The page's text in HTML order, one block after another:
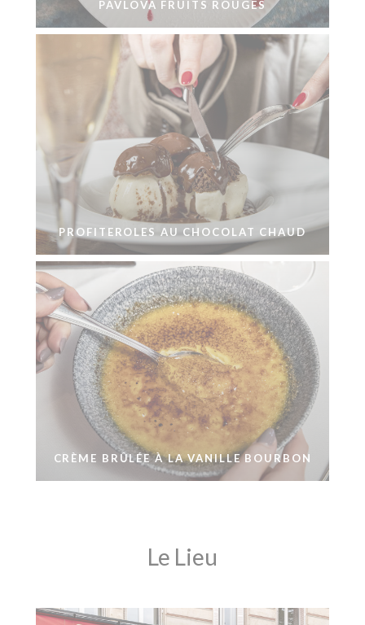
PAVLOVA FRUITS ROUGES
PROFITEROLES AU CHOCOLAT CHAUD
CRÈME BRÛLÉE À LA VANILLE BOURBON
Le Lieu